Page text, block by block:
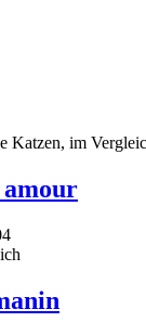
Katzen, im